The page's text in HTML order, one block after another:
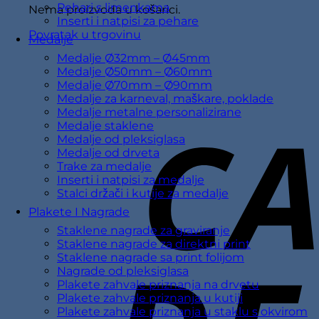
Nema proizvoda u košarici.
Povratak u trgovinu
Pehari s limenkama
Inserti i natpisi za pehare
Medalje
Medalje Ø32mm – Ø45mm
Medalje Ø50mm – Ø60mm
Medalje Ø70mm – Ø90mm
Medalje za karneval, maškare, poklade
Medalje metalne personalizirane
Medalje staklene
Medalje od pleksiglasa
Medalje od drveta
Trake za medalje
Inserti i natpisi za medalje
Stalci držači i kutije za medalje
Plakete I Nagrade
Staklene nagrade za graviranje
Staklene nagrade za direktni print
Staklene nagrade sa print folijom
Nagrade od pleksiglasa
Plakete zahvale priznanja na drvetu
Plakete zahvale priznanja u kutiji
Plakete zahvale priznanja u staklu s okvirom